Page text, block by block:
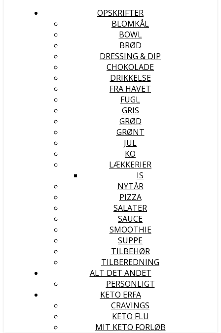
OPSKRIFTER
BLOMKÅL
BOWL
BRØD
DRESSING & DIP
CHOKOLADE
DRIKKELSE
FRA HAVET
FUGL
GRIS
GRØD
GRØNT
JUL
KO
LÆKKERIER
IS
NYTÅR
PIZZA
SALATER
SAUCE
SMOOTHIE
SUPPE
TILBEHØR
TILBEREDNING
ALT DET ANDET
PERSONLIGT
KETO ERFA
CRAVINGS
KETO FLU
MIT KETO FORLØB